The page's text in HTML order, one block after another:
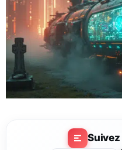
Suivez